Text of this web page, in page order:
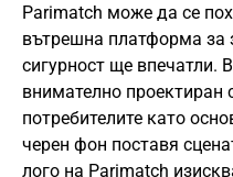
Parimatch може да се
вътрешна платформа за
сигурност ще впечатли.
внимателно проектиран
потребителите като
черен фон поставя
лого на Parimatch